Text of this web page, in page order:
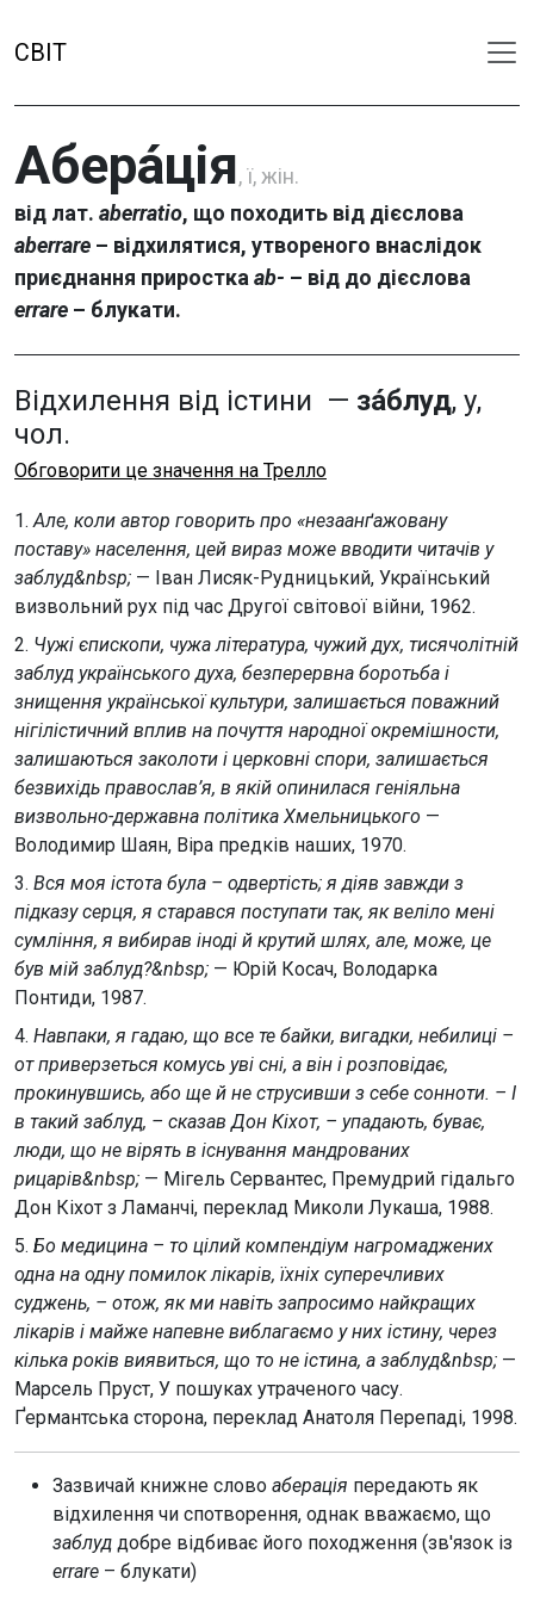
СВІТ
Абера́ція, ї, жін.
від лат. aberratio, що походить від дієслова
aberrare – відхилятися, утвореного внаслідок
приєднання приростка ab- – від до дієслова
errare – блукати.
Відхилення від істини — за́блуд, у,
чол.
Обговорити це значення на Трелло
1.Але, коли автор говорить про «незаанґажовану
поставу» населення, цей вираз може вводити читачів у
заблуд&nbsp; — Іван Лисяк-Рудницький, Український
визвольний рух під час Другої світової війни, 1962.
2. Чужі єпископи, чужа література, чужий дух, тисячолітній
заблуд українського духа, безперервна боротьба і
знищення української культури, залишається поважний
нігілістичний вплив на почуття народної окремішности,
залишаються заколоти і церковні спори, залишається
безвихідь православ’я, в якій опинилася геніяльна
визвольно-державна політика Хмельницького —
Володимир Шаян, Віра предків наших, 1970.
3. Вся моя істота була – одвертість; я діяв завжди з
підказу серця, я старався поступати так, як веліло мені
сумління, я вибирав іноді й крутий шлях, але, може, це
був мій заблуд?&nbsp; — Юрій Косач, Володарка
Понтиди, 1987.
4. Навпаки, я гадаю, що все те байки, вигадки, небилиці –
от приверзеться комусь уві сні, а він і розповідає,
прокинувшись, або ще й не струсивши з себе сонноти. – І
в такий заблуд, – сказав Дон Кіхот, – упадають, буває,
люди, що не вірять в існування мандрованих
рицарів&nbsp; — Мігель Сервантес, Премудрий гідальго
Дон Кіхот з Ламанчі, переклад Миколи Лукаша, 1988.
5. Бо медицина – то цілий компендіум нагромаджених
одна на одну помилок лікарів, їхніх суперечливих
суджень, – отож, як ми навіть запросимо найкращих
лікарів і майже напевне виблагаємо у них істину, через
кілька років виявиться, що то не істина, а заблуд&nbsp; —
Марсель Пруст, У пошуках утраченого часу.
Ґермантська сторона, переклад Анатоля Перепаді, 1998.
Зазвичай книжне слово аберація передають як
відхилення чи спотворення, однак вважаємо, що
заблуд добре відбиває його походження (зв'язок із
errare – блукати)